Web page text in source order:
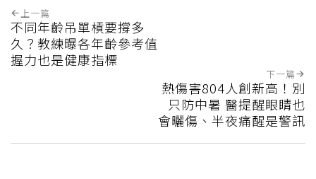
上一篇
不同年齡吊單槓要撐多
久？教練曝各年齡參考值
握力也是健康指標
下一篇
熱傷害804人創新高！別
只防中暑 醫提醒眼睛也
會曬傷、半夜痛醒是警訊